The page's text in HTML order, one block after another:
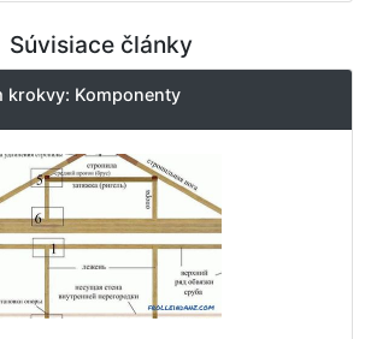
Súvisiace články
krokvy: Komponenty